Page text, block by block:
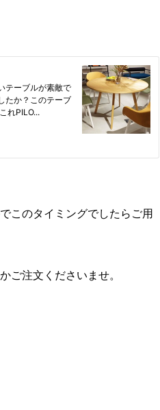
このタイミングでしたらご用
ご注文くださいませ。